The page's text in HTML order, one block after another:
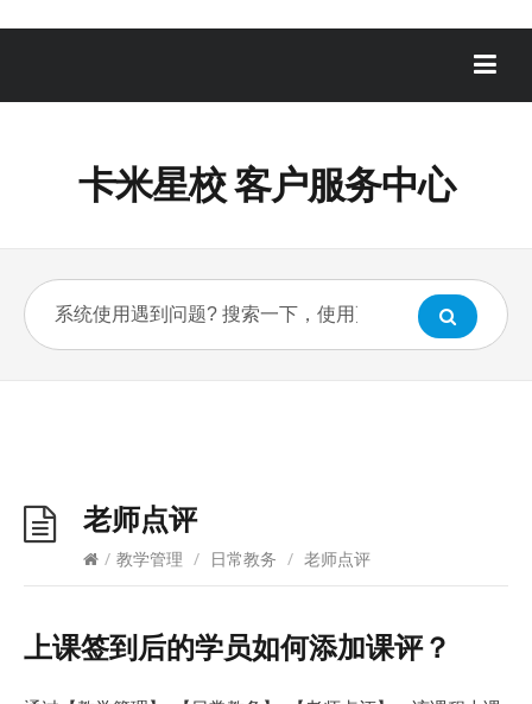
卡米星校 客户服务中心
老师点评
/ 教学管理 / 日常教务 / 老师点评
上课签到后的学员如何添加课评？